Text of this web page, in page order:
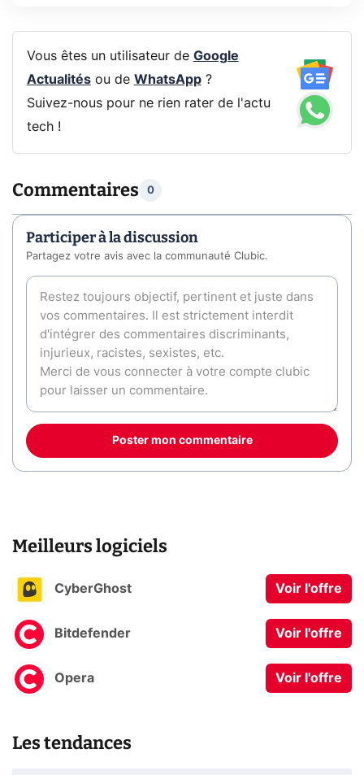
Vous êtes un utilisateur de Google
Actualitésou de WhatsApp?
Suivez-nous pour ne rien rater de l'actu
tech !
Commentaires 0
Participer à la discussion
Partagez votre avis avec la communauté Clubic.
Poster mon commentaire
Meilleurs logiciels
CyberGhost Voir l'offre
Bitdefender Voir l'offre
Opera Voir l'offre
Les tendances